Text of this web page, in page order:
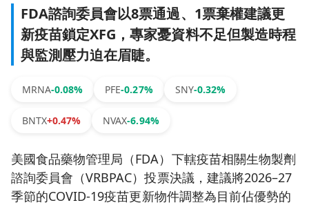
FDA諮詢委員會以8票通過、1票棄權建議更
新疫苗鎖定XFG，專家憂資料不足但製造時程
與監測壓力迫在眉睫。
MRNA-0.08% PFE-0.27% SNY-0.32%
BNTX+0.47% NVAX-6.94%
美國食品藥物管理局（FDA）下轄疫苗相關生物製劑
諮詢委員會（VRBPAC）投票決議，建議將2026–27
季節的COVID-19疫苗更新物件調整為目前佔優勢的